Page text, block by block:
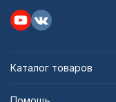
Каталог товаров